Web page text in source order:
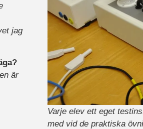
jag
är
Varje elev ett eget
med vid de praktiska